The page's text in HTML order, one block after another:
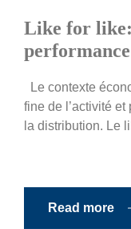
Like for like:
Le contexte
fine de l’activité
la distribution. Le
Read more